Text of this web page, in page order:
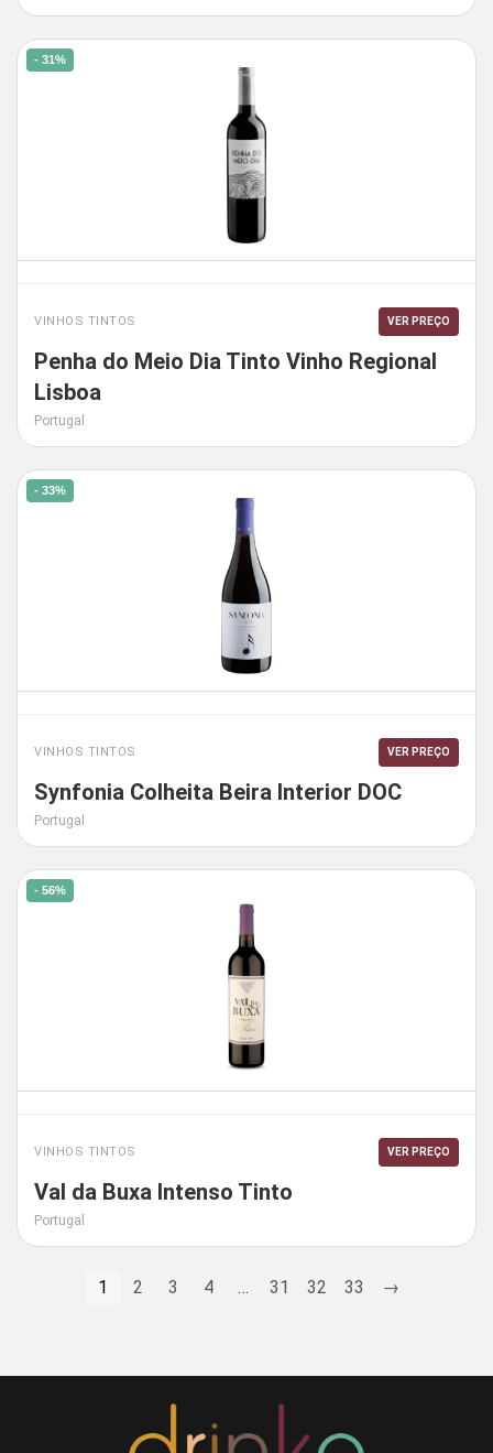
- 31%
VINHOS TINTOS VER PREÇO
Penha do Meio Dia Tinto Vinho Regional
Lisboa
Portugal
- 33%
VINHOS TINTOS VER PREÇO
Synfonia Colheita Beira Interior DOC
Portugal
- 56%
VINHOS TINTOS VER PREÇO
Val da Buxa Intenso Tinto
Portugal
1 2 3 4 … 31 32 33 →